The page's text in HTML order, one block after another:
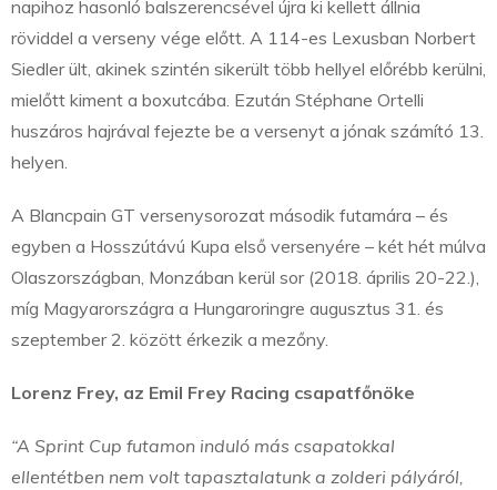
napihoz hasonló balszerencsével újra ki kellett állnia
röviddel a verseny vége előtt. A 114-es Lexusban Norbert
Siedler ült, akinek szintén sikerült több hellyel előrébb kerülni,
mielőtt kiment a boxutcába. Ezután Stéphane Ortelli
huszáros hajrával fejezte be a versenyt a jónak számító 13.
helyen.
A Blancpain GT versenysorozat második futamára – és
egyben a Hosszútávú Kupa első versenyére – két hét múlva
Olaszországban, Monzában kerül sor (2018. április 20-22.),
míg Magyarországra a Hungaroringre augusztus 31. és
szeptember 2. között érkezik a mezőny.
Lorenz Frey, az Emil Frey Racing csapatfőnöke
“A Sprint Cup futamon induló más csapatokkal
ellentétben nem volt tapasztalatunk a zolderi pályáról,